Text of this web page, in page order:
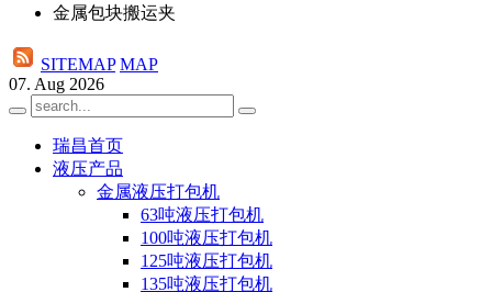
金属包块搬运夹
SITEMAP MAP
07. Aug 2026
瑞昌首页
液压产品
金属液压打包机
63吨液压打包机
100吨液压打包机
125吨液压打包机
135吨液压打包机